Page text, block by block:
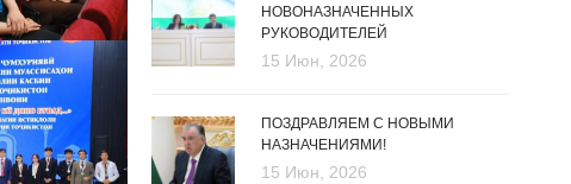
НОВОНАЗНАЧЕННЫХ
РУКОВОДИТЕЛЕЙ
15 Июн, 2026
ПОЗДРАВЛЯЕМ С НОВЫМИ
НАЗНАЧЕНИЯМИ!
15 Июн, 2026